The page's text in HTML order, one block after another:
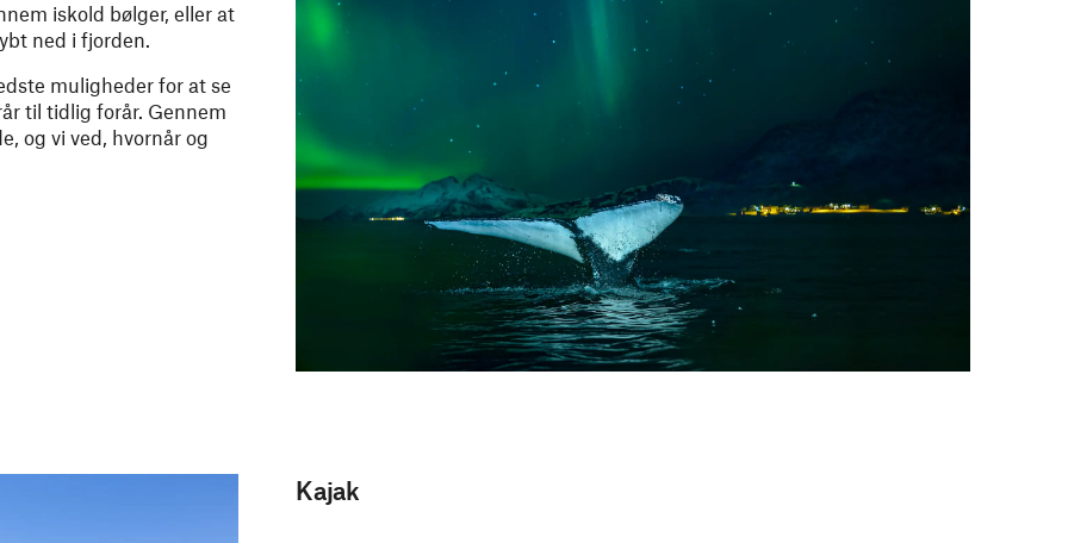
iskold bølger, eller at
ned i fjorden.
muligheder for at se
til tidlig forår. Gennem
og vi ved, hvornår og
Kajak